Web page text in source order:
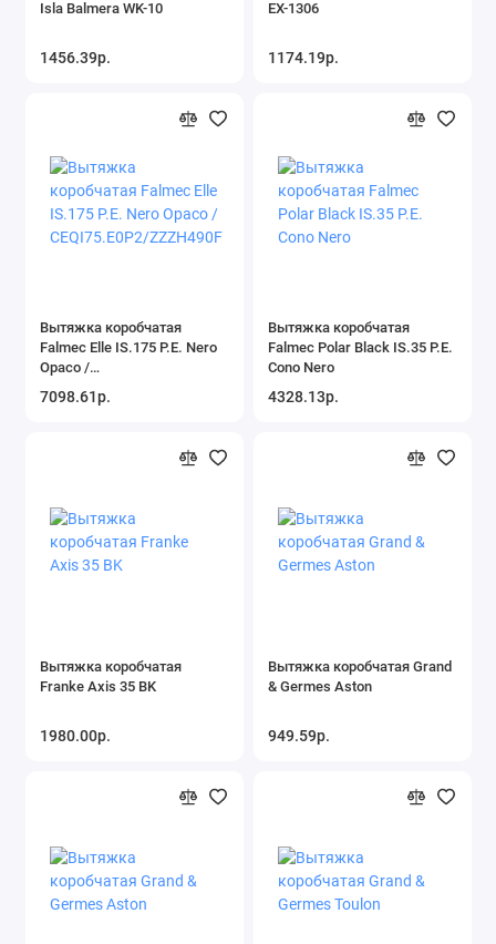
Isla Balmera WK-10
1456.39р.
EX-1306
1174.19р.
Вытяжка коробчатая
Falmec Elle IS.175 P.E. Nero
Opaco /
7098.61р.
Вытяжка коробчатая
Falmec Polar Black IS.35 P.E.
Cono Nero
4328.13р.
Вытяжка коробчатая
Franke Axis 35 BK
1980.00р.
Вытяжка коробчатая Grand
& Germes Aston
949.59р.